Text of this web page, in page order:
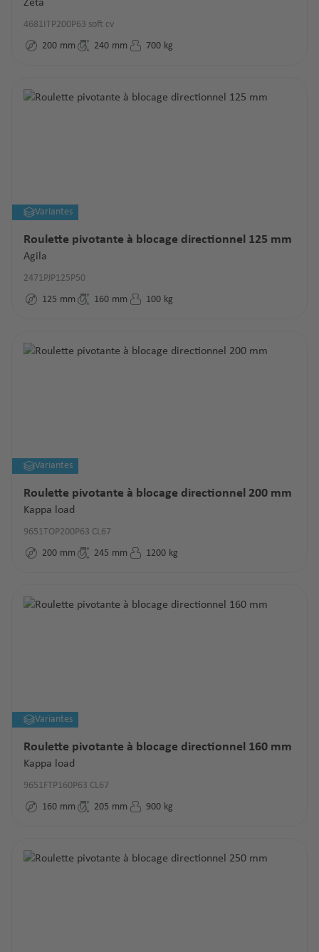
Zeta
4681ITP200P63 soft cv
200 mm 240 mm 700 kg
Variantes
Roulette pivotante à blocage directionnel 125 mm
Agila
2471PJP125P50
125 mm 160 mm 100 kg
Variantes
Roulette pivotante à blocage directionnel 200 mm
Kappa load
9651TOP200P63 CL67
200 mm 245 mm 1200 kg
Variantes
Roulette pivotante à blocage directionnel 160 mm
Kappa load
9651FTP160P63 CL67
160 mm 205 mm 900 kg